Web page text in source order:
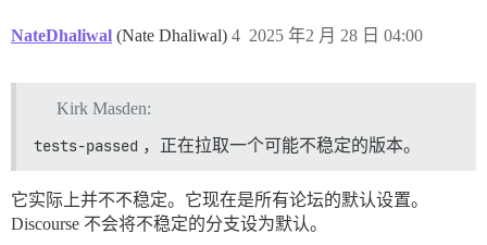
NateDhaliwal (Nate Dhaliwal) 2025 年2 月 28 日 04:00
4
Kirk Masden:
tests-passed ，正在拉取一个可能不稳定的版本。
它实际上并不不稳定。它现在是所有论坛的默认设置。
Discourse 不会将不稳定的分支设为默认。